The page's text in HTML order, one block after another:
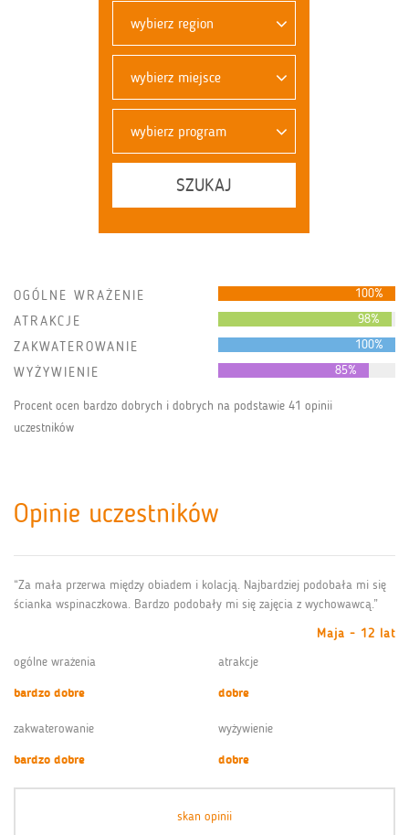
wybierz region
wybierz miejsce
wybierz program
SZUKAJ
OGÓLNE WRAŻENIE 100%
ATRAKCJE 98%
ZAKWATEROWANIE 100%
WYŻYWIENIE 85%
Procent ocen bardzo dobrych i dobrych na podstawie 41 opinii
uczestników
Opinie uczestników
“Za mała przerwa między obiadem i kolacją. Najbardziej podobała mi się
ścianka wspinaczkowa. Bardzo podobały mi się zajęcia z wychowawcą.”
Maja - 12 lat
ogólne wrażenia
bardzo dobre
atrakcje
dobre
zakwaterowanie
bardzo dobre
wyżywienie
dobre
skan opinii